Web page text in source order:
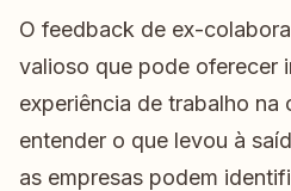
O feedback de ex-
valioso que pode oferecer
experiência de trabalho na
entender o que levou à
as empresas podem